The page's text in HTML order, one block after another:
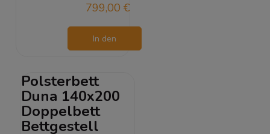
799,00 €
In den
Polsterbett
Duna 140x200
Doppelbett
Bettgestell